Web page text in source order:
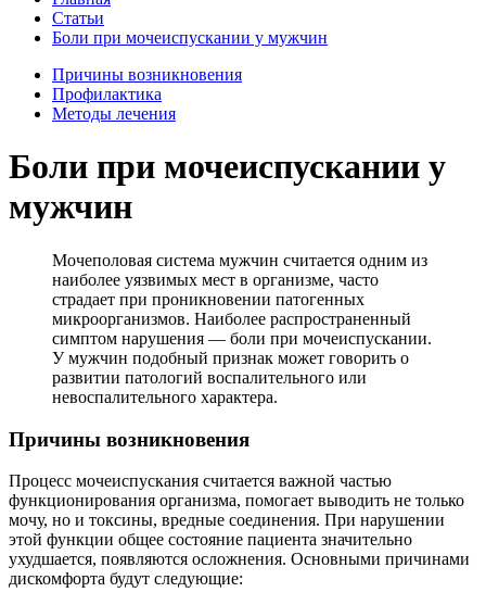
Статьи
Боли при мочеиспускании у мужчин
Причины возникновения
Профилактика
Методы лечения
Боли при мочеиспускании у
мужчин
Мочеполовая система мужчин считается одним из
наиболее уязвимых мест в организме, часто
страдает при проникновении патогенных
микроорганизмов. Наиболее распространенный
симптом нарушения — боли при мочеиспускании.
У мужчин подобный признак может говорить о
развитии патологий воспалительного или
невоспалительного характера.
Причины возникновения
Процесс мочеиспускания считается важной частью
функционирования организма, помогает выводить не только
мочу, но и токсины, вредные соединения. При нарушении
этой функции общее состояние пациента значительно
ухудшается, появляются осложнения. Основными причинами
дискомфорта будут следующие: